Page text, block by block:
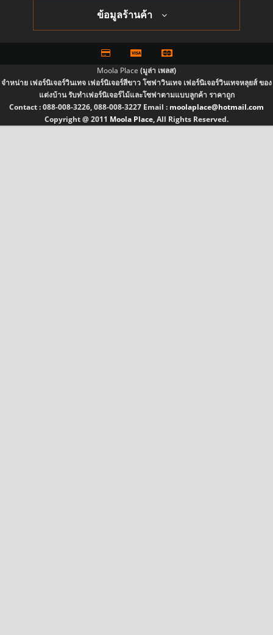
ข้อมูลร้านค้า
Moola Place (มูล่า เพลส)
จำหน่าย เฟอร์นิเจอร์วินเทจ เฟอร์นิเจอร์สีขาว โซฟาวินเทจ เฟอร์นิเจอร์วินเทจหลุยส์ ของ
แต่งบ้าน รับทำเฟอร์นิเจอร์ไม้และโซฟาตามแบบลูกค้า ราคาถูก
Contact :088-008-3226, 088-008-3227 Email : moolaplace@hotmail.com
Copyright @ 2011 Moola Place, All Rights Reserved.